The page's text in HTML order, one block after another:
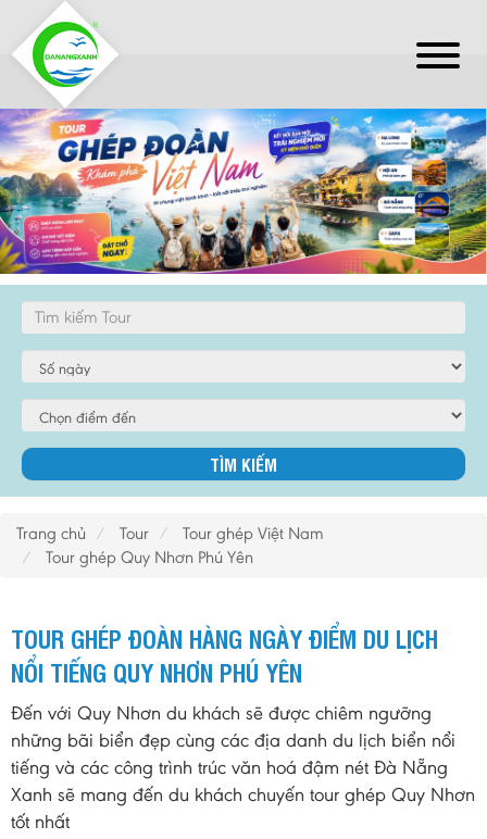
Trang chủ Tour
Tour ghép Việt Nam
Tour ghép Quy Nhơn Phú Yên
TOUR GHÉP ĐOÀN HÀNG NGÀY ĐIỂM DU LỊCH
NỔI TIẾNG QUY NHƠN PHÚ YÊN
Đến với Quy Nhơn du khách sẽ được chiêm ngưỡng
những bãi biển đẹp cùng các địa danh du lịch biển nổi
tiếng và các công trình trúc văn hoá đậm nét Đà Nẵng
Xanh sẽ mang đến du khách chuyến tour ghép Quy Nhơn
tốt nhất